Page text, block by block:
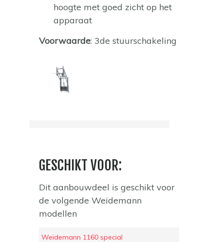
hoogte met goed zicht op het
apparaat
Voorwaarde: 3de stuurschakeling
GESCHIKT VOOR:
Dit aanbouwdeel is geschikt voor
de volgende Weidemann
modellen
Weidemann 1160 special